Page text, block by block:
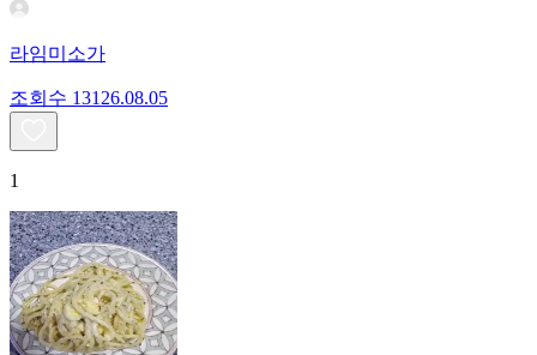
라임미소가
조회수 131 26.08.05
1